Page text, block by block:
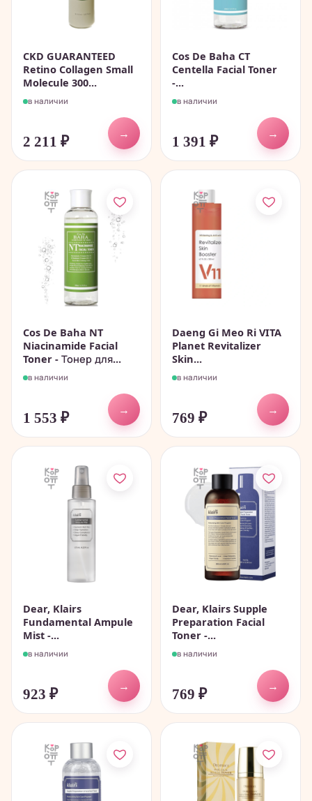
CKD GUARANTEED
Retino Collagen Small
Molecule 300...
в наличии
2 211 ₽
→
Cos De Baha CT
Centella Facial Toner
-...
в наличии
1 391 ₽
→
Cos De Baha NT
Niacinamide Facial
Toner - Тонер для...
в наличии
1 553 ₽
→
Daeng Gi Meo Ri VITA
Planet Revitalizer
Skin...
в наличии
769 ₽
→
Dear, Klairs
Fundamental Ampule
Mist -...
в наличии
923 ₽
→
Dear, Klairs Supple
Preparation Facial
Toner -...
в наличии
769 ₽
→